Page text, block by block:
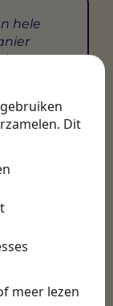
Dit
meer lezen
hele
baan